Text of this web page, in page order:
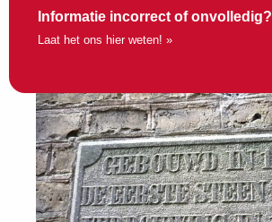
Informatie incorrect of onvolledig?
Laat het ons hier weten! »